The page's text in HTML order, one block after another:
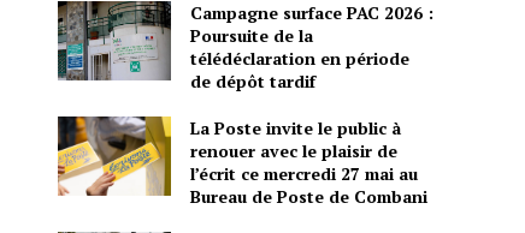
Campagne surface PAC 2026 :
Poursuite de la
télédéclaration en période
de dépôt tardif
La Poste invite le public à
renouer avec le plaisir de
l’écrit ce mercredi 27 mai au
Bureau de Poste de Combani